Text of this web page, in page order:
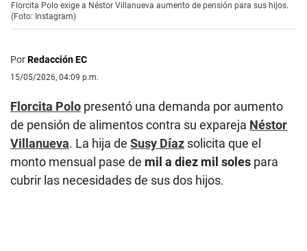
Florcita Polo exige a Néstor Villanueva aumento de pensión para sus hijos.
(Foto: Instagram)
PorRedacción EC
15/05/2026, 04:09 p.m.
Florcita Polo presentó una demanda por aumento
de pensión de alimentos contra su expareja Néstor
Villanueva. La hija de Susy Díaz solicita que el
monto mensual pase de mil a diez mil soles para
cubrir las necesidades de sus dos hijos.